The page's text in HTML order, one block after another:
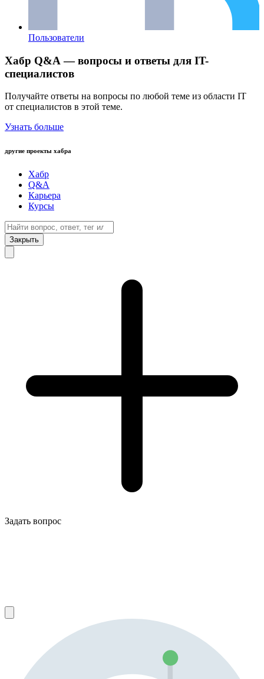
Пользователи
Хабр Q&A — вопросы и ответы для IT-
специалистов
Получайте ответы на вопросы по любой теме из области IT
от специалистов в этой теме.
Узнать больше
другие проекты хабра
Хабр
Q&A
Карьера
Курсы
Закрыть
Задать вопрос